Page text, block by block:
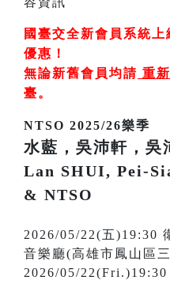
國臺交全新會員系統
優惠！
無論新舊會員均請 重
臺。
NTSO 2025/26樂季
水藍，吳沛軒，吳
Lan SHUI, Pei-
& NTSO
2026/05/22(五)19:30
音樂廳(高雄市鳳山區
2026/05/